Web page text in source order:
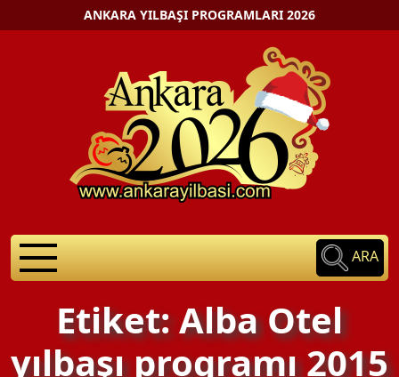
ANKARA YILBAŞI PROGRAMLARI 2026
ARA
Etiket: Alba Otel
yılbaşı programı 2015